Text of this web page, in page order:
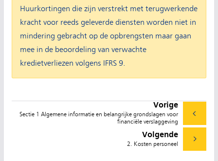
Huurkortingen die zijn verstrekt met terugwerkende
kracht voor reeds geleverde diensten worden niet in
mindering gebracht op de opbrengsten maar gaan
mee in de beoordeling van verwachte
kredietverliezen volgens IFRS 9.
Vorige
Sectie 1 Algemene informatie en belangrijke grondslagen voor
financiële verslaggeving
Volgende
2. Kosten personeel